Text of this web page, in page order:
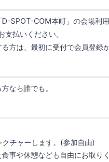
SPOT-COM本町」の会場利
払いください。
方は、最初に受付で会員登録が
なら誰でも。
チャーします。(参加自由)
事や休憩なども自由にお取りく